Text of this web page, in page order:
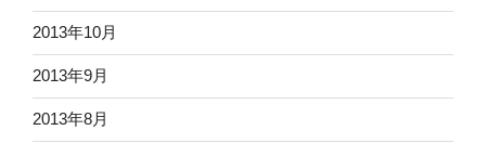
2013年10月
2013年9月
2013年8月